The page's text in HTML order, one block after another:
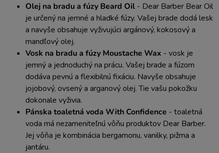
Olej na bradu a fúzy Beard Oil - Dear Barber Bear Oil
je určený na jemné a hladké fúzy. Vašej brade dodá lesk
a navyše obsahuje vyživujúci argánový, kokosový a
mandľový olej.
Vosk na bradu a fúzy Moustache Wax - vosk je
jemný a jednoduchý na prácu. Vašej brade a fúzom
dodáva pevnú a flexibilnú fixáciu. Navyše obsahuje
jojobový, ovsený a arganový olej. Tie vašu pokožku
dokonale vyživia.
Pánska toaletná voda With Confidence - toaletná
voda má nezameniteľnú vôňu produktov Dear Barber.
Jej vôňa je kombinácia bergamonu, vanilky, pižma a
jantáru.